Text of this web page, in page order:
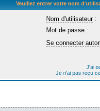
Veuillez entrer votre nom
Nom d'utilisateur:
Mot de passe :
Se connecter
J'ai
Je n'ai pas reçu